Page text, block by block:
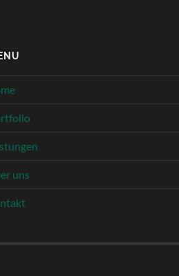
uns